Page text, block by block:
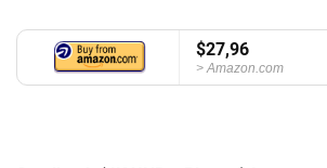
$27,96
Amazon.com